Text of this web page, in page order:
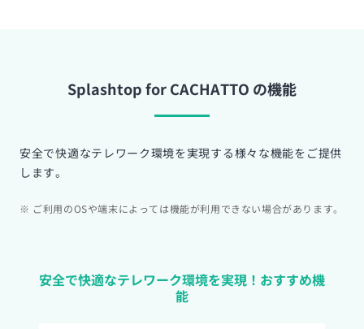
Splashtop for CACHATTO の機能
安全で快適なテレワーク環境を実現する様々な機能をご提供
します。
※ ご利用のOSや端末によっては機能が利用できない場合があります。
安全で快適なテレワーク環境を実現！おすすめ機
能